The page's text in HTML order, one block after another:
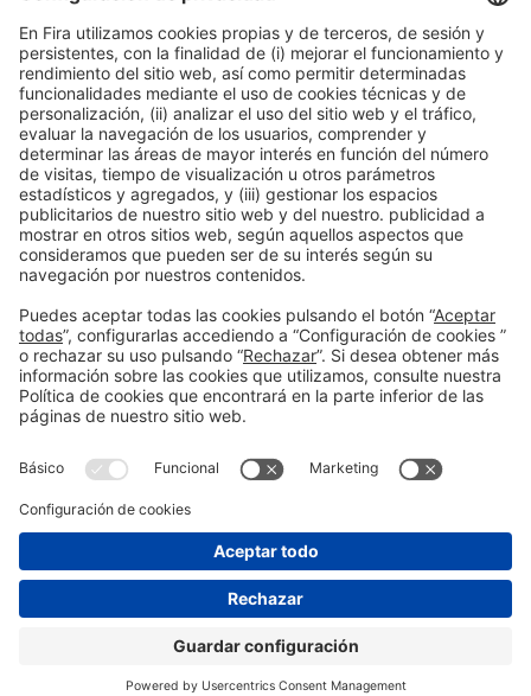
He leído y acepto lapolítica de privacidad *
#EXPOQUIMIA2026
en las redes sociales
© 2026 Fira de Barcelona